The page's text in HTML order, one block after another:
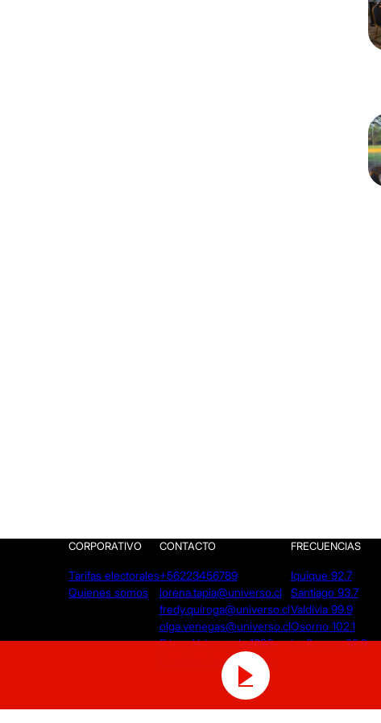
CORPORATIVO
Tarifas electorales
Quienes somos
CONTACTO
+56223456789
lorena.tapia@universo.cl
fredy.quiroga@universo.cl
olga.venegas@universo.cl
Pérez Valenzuela 1620.
Providencia - Santiago.
FRECUENCIAS
Iquique 92.7
Santiago 93.7
Valdivia 99.9
Osorno 102.1
La Serena 92.9